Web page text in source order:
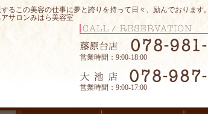
るこの美容の仕事に夢と誇りを持って日々、励んでおります。
サロンみはら美容室
営業時間：9:00-18:00
営業時間：9:00-17:00